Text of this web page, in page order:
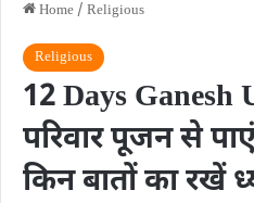
Home / Religious
Religious
12 Days Ganesh
परिवार पूजन से
किन बातों का रखें